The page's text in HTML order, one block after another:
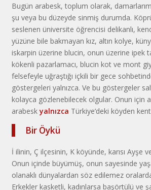
Bugün arabesk, toplum olarak,
şu veya bu düzeyde sinmiş durumda.
seslenen üniversite öğrencisi de­likanlı,
yüzüne bile bakmayan kız, al­tın kolye,
iskarpin üzerine blucin, onun üzerine ipek
kökenli pazarlamacı, blu­cin kot ve mont
felsefeyle uğraştı­ğı içkili bir gece
göstergeleri yal­nızca. Ve bu göstergeler
kolayca gözlenebilecek olgular. Onun için
arabeskyalnızca Türkiye’deki köyden
Bir Öykü
İ ilinin, Ç ilçesinin, K köyünde, karısı Ayşe
Onun içinde büyümüş, onun sayesin­de
olanaklı dünyalardan söz edilemez
Erkekler kasketli, kadınlarsa ba­şörtülü ve